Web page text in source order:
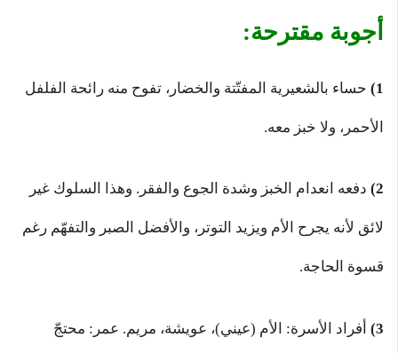
أجوبة مقترحة:
1) حساء بالشعيرية المفتّتة والخضار، تفوح منه رائحة الفلفل
الأحمر، ولا خبز معه.
2) دفعه انعدام الخبز وشدة الجوع والفقر. وهذا السلوك غير
لائق لأنه يجرح الأم ويزيد التوتر، والأفضل الصبر والتفهّم رغم
قسوة الحاجة.
3) أفراد الأسرة: الأم (عيني)، عويشة، مريم. عمر: محتجّ